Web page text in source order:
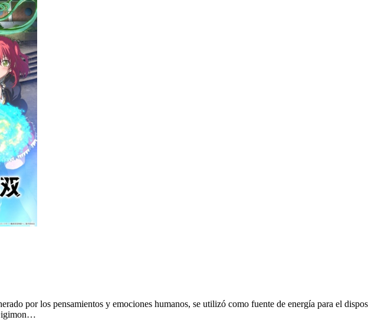
por los pensamientos y emociones humanos, se utilizó como fuente de energía para el